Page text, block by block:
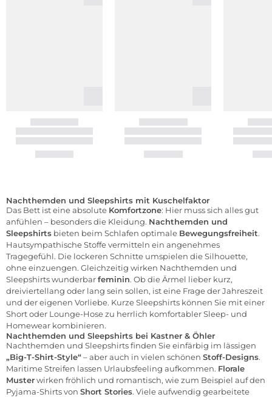
Nachthemden und Sleepshirts mit Kuschelfaktor
Das Bett ist eine absolute Komfortzone: Hier muss sich alles gut
anfühlen – besonders die Kleidung. Nachthemden und
Sleepshirts bieten beim Schlafen optimale Bewegungsfreiheit.
Hautsympathische Stoffe vermitteln ein angenehmes
Tragegefühl. Die lockeren Schnitte umspielen die Silhouette,
ohne einzuengen. Gleichzeitig wirken Nachthemden und
Sleepshirts wunderbarfeminin. Ob die Ärmel lieber kurz,
dreiviertellang oder lang sein sollen, ist eine Frage der Jahreszeit
und der eigenen Vorliebe. Kurze Sleepshirts können Sie mit einer
Short oder Lounge-Hose zu herrlich komfortabler Sleep- und
Homewear kombinieren.
Nachthemden und Sleepshirts bei Kastner & Öhler
Nachthemden und Sleepshirts finden Sie einfärbig im lässigen
„Big-T-Shirt-Style“– aber auch in vielen schönen Stoff-Designs.
Maritime Streifen lassen Urlaubsfeeling aufkommen. Florale
Musterwirken fröhlich und romantisch, wie zum Beispiel auf den
Pyjama-Shirts von Short Stories. Viele aufwendig gearbeitete